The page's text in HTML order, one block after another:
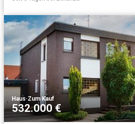
Haus·Zum Kauf
532.000 €